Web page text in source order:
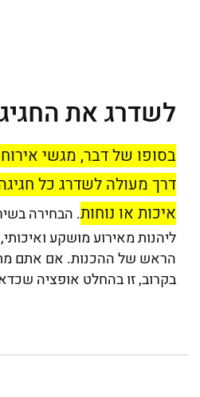
לשדרג את
בסופו של דבר, מגשי
דרך מעולה לשדרג כל
איכות או נוחות. הבחירה
ליהנות מאירוע מושקע
הראש של ההכנות. אם אתם
בקרוב, זו בהחלט אופציה